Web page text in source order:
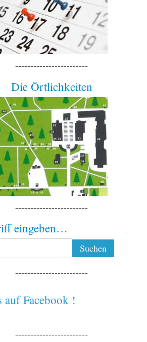
------------------------
Die Örtlichkeiten
------------------------
eingeben…
------------------------
auf Facebook !
------------------------